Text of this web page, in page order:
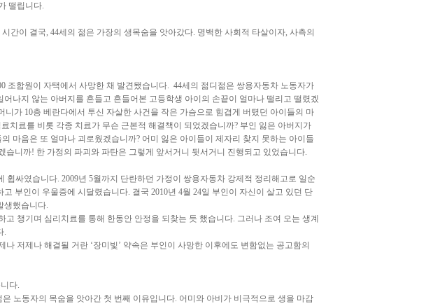
떨립니다.
간이 결국, 44세의 젊은 가장의 생목숨을 앗아갔다. 명백한 사회적 타살이자, 사측의
조합원이 자택에서 사망한 채 발견됐습니다. 44세의 젊디젊은 쌍용자동차 노동자가
나지 않는 아버지를 흔들고 흔들어본 고등학생 아이의 손끝이 얼마나 떨리고 떨렸겠
니가 10층 베란다에서 투신 자살한 사건을 작은 가슴으로 힘겹게 버텼던 아이들의 마
치료를 비롯 각종 치료가 무슨 근본적 해결책이 되었겠습니까? 부인 잃은 아버지가
마음은 또 얼마나 괴로웠겠습니까? 어미 잃은 아이들이 제자리 찾지 못하는 아이들
습니까! 한 가정의 파괴와 파탄은 그렇게 앞서거니 뒷서거니 진행되고 있었습니다.
휩싸였습니다. 2009년 5월까지 단란하던 가정이 쌍용자동차 강제적 정리해고로 일순
부인이 우울증에 시달렸습니다. 결국 2010년 4월 24일 부인이 자신이 살고 있던 단
생했습니다.
고 챙기며 심리치료를 통해 한동안 안정을 되찾는 듯 했습니다. 그러나 조여 오는 생계
.
저제나 해결될 거란 ‘장미빛’ 약속은 부인이 사망한 이후에도 변함없는 공고함의
다.
노동자의 목숨을 앗아간 첫 번째 이유입니다. 어미와 아비가 비극적으로 생을 마감